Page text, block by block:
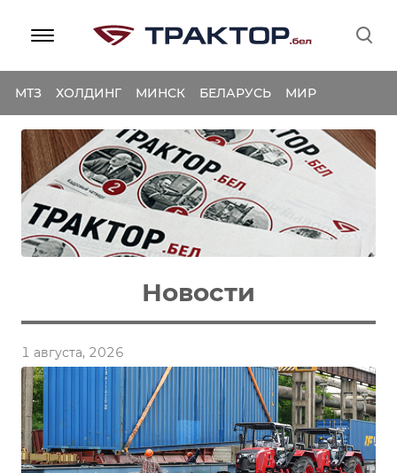
МТЗ ХОЛДИНГ МИНСК БЕЛАРУСЬ МИР
Новости
1 августа, 2026